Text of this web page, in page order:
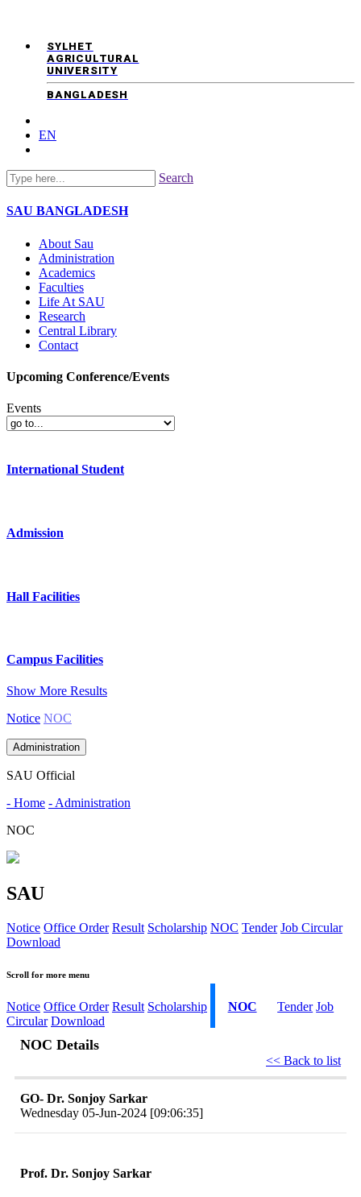
SYLHET
AGRICULTURAL
UNIVERSITY
BANGLADESH
EN
Search
SAU BANGLADESH
About Sau
Administration
Academics
Faculties
Life At SAU
Research
Central Library
Contact
Upcoming Conference/Events
Events
International Student
Admission
Hall Facilities
Campus Facilities
Show More Results
Notice NOC
Administration
SAU Official
- Home - Administration
NOC
SAU
Notice Office Order Result Scholarship NOC Tender Job Circular
Download
Scroll for more menu
Notice Office Order Result Scholarship NOC Tender Job
Circular Download
NOC Details
<< Back to list
GO- Dr. Sonjoy Sarkar
Wednesday 05-Jun-2024 [09:06:35]
Prof. Dr. Sonjoy Sarkar